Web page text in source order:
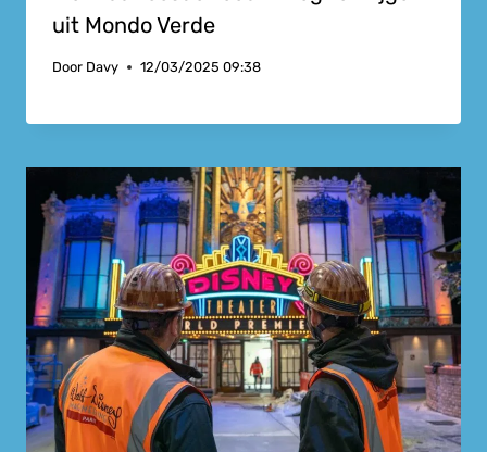
uit Mondo Verde
Door Davy 12/03/2025 09:38